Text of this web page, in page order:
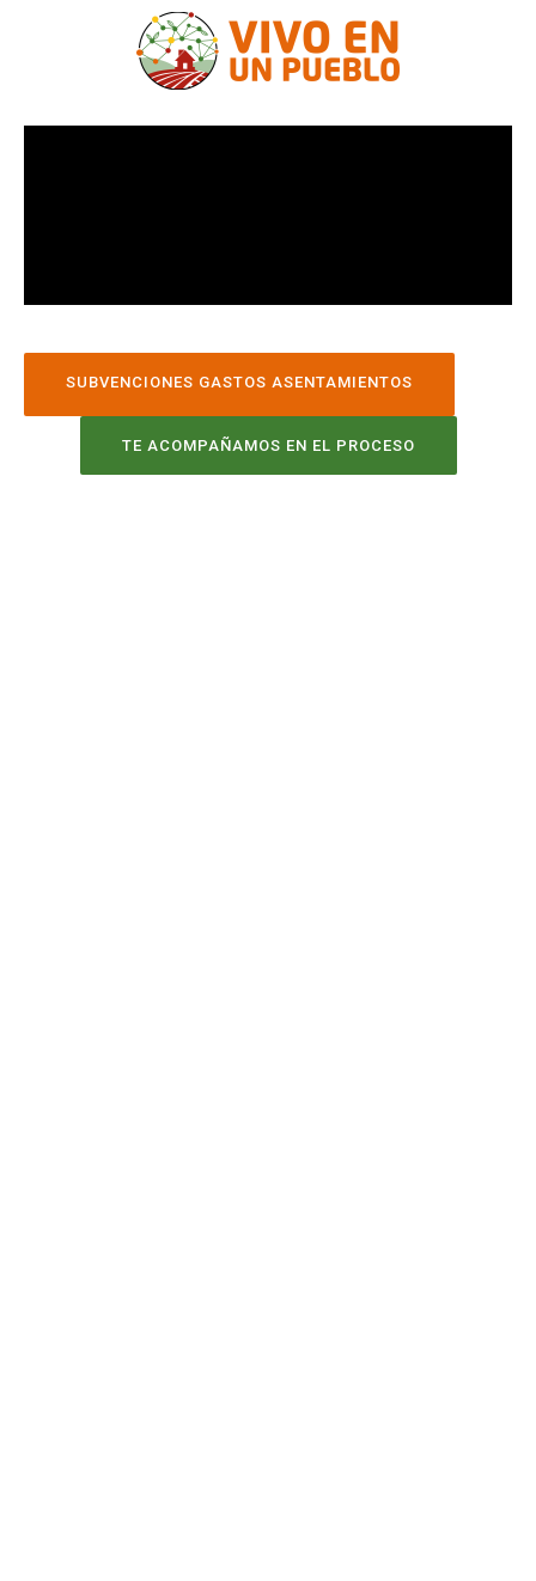
SUBVENCIONES GASTOS ASENTAMIENTOS
TE ACOMPAÑAMOS EN EL PROCESO